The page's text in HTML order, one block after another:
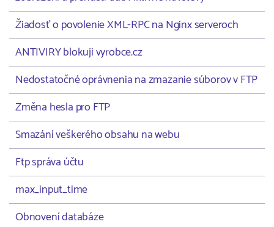
Žiadosť o povolenie XML-RPC na Nginx serveroch
ANTIVIRY blokuji vyrobce.cz
Nedostatočné oprávnenia na zmazanie súborov v FTP
Změna hesla pro FTP
Smazání veškerého obsahu na webu
Ftp správa účtu
max_input_time
Obnovení databáze